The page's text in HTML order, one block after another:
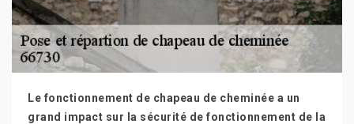
Le fonctionnement de chapeau de cheminée a un
grand impact sur la sécurité de fonctionnement de la